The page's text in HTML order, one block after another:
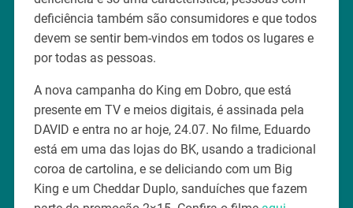
deficiência também são consumidores e que todos
devem se sentir bem-vindos em todos os lugares e
por todas as pessoas.
A nova campanha do King em Dobro, que está
presente em TV e meios digitais, é assinada pela
DAVID e entra no ar hoje, 24.07. No filme, Eduardo
está em uma das lojas do BK, usando a tradicional
coroa de cartolina, e se deliciando com um Big
King e um Cheddar Duplo, sanduíches que fazem